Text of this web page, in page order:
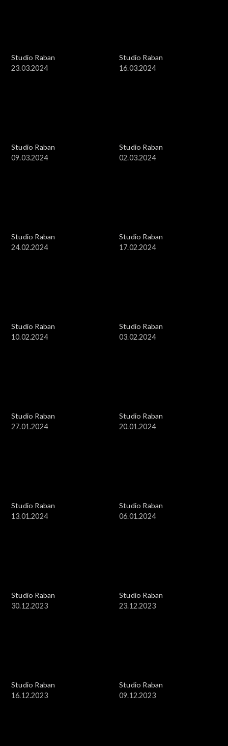
Studio Raban
23.03.2024
Studio Raban
16.03.2024
Studio Raban
09.03.2024
Studio Raban
02.03.2024
Studio Raban
24.02.2024
Studio Raban
17.02.2024
Studio Raban
10.02.2024
Studio Raban
03.02.2024
Studio Raban
27.01.2024
Studio Raban
20.01.2024
Studio Raban
13.01.2024
Studio Raban
06.01.2024
Studio Raban
30.12.2023
Studio Raban
23.12.2023
Studio Raban
16.12.2023
Studio Raban
09.12.2023